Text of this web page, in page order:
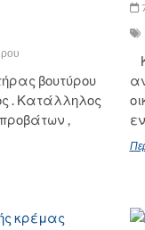
βουτύρου
. Κατάλληλος
,